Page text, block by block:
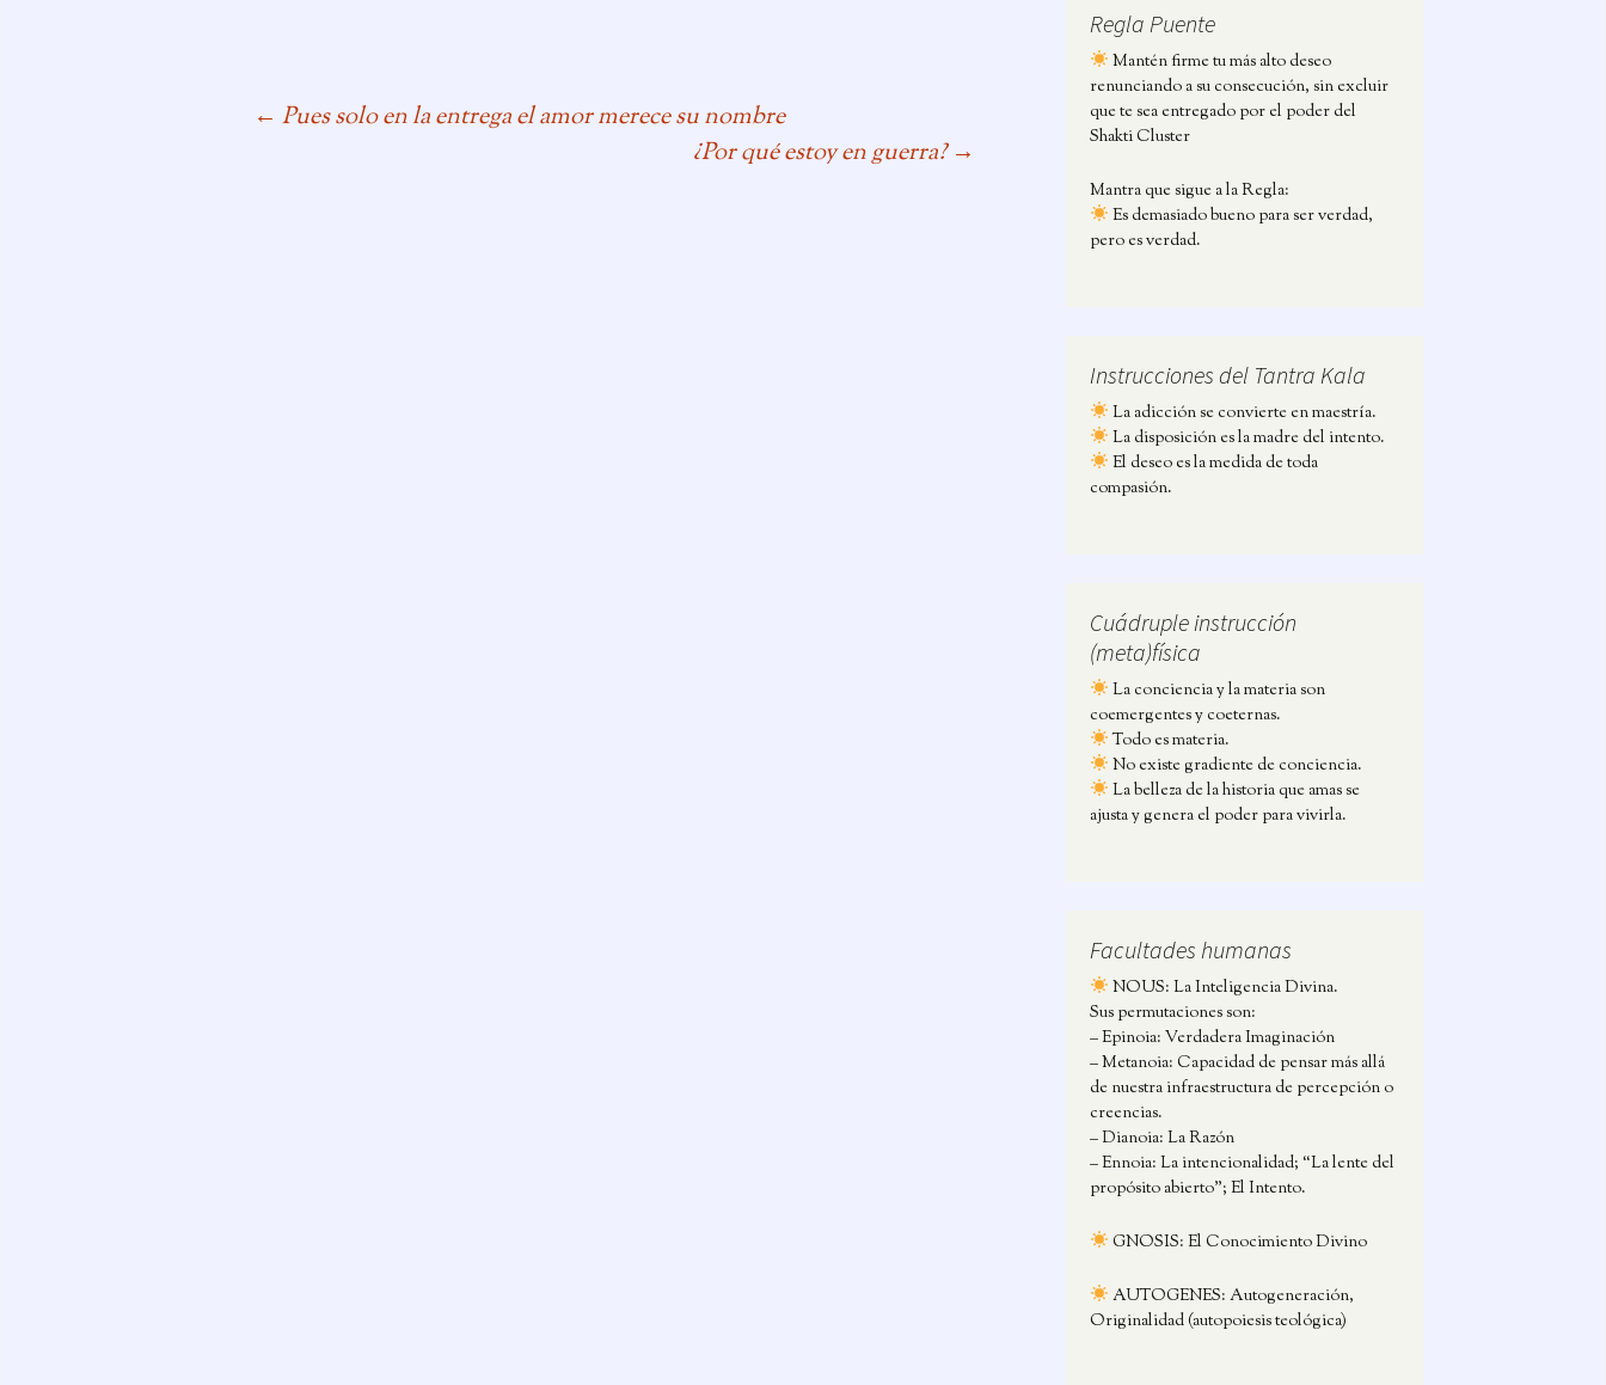
← Pues solo en la entrega el amor merece su nombre
¿Por qué estoy en guerra? →
Regla Puente
Mantén firme tu más alto deseo
renunciando a su consecución, sin excluir
que te sea entregado por el poder del
Shakti Cluster
Mantra que sigue a la Regla:
Es demasiado bueno para ser verdad,
pero es verdad.
Instrucciones del Tantra Kala
La adicción se convierte en maestría.
La disposición es la madre del intento.
El deseo es la medida de toda
compasión.
Cuádruple instrucción
(meta)física
La conciencia y la materia son
coemergentes y coeternas.
Todo es materia.
No existe gradiente de conciencia.
La belleza de la historia que amas se
ajusta y genera el poder para vivirla.
Facultades humanas
NOUS: La Inteligencia Divina.
Sus permutaciones son:
– Epinoia: Verdadera Imaginación
– Metanoia: Capacidad de pensar más allá
de nuestra infraestructura de percepción o
creencias.
– Dianoia: La Razón
– Ennoia: La intencionalidad; “La lente del
propósito abierto”; El Intento.
GNOSIS: El Conocimiento Divino
AUTOGENES: Autogeneración,
Originalidad (autopoiesis teológica)